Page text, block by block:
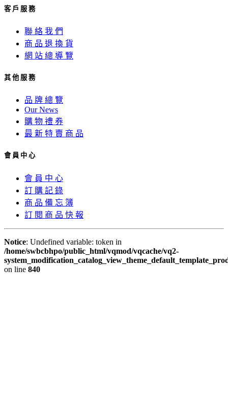
客 戶 服 務
聯 絡 我 們
商 品 退 換 貨
網 站 總 導 覽
其 他 服 務
品 牌 總 覽
Our News
購 物 禮 券
最 新 特 賣 商 品
會 員 中 心
會 員 中 心
訂 購 記 錄
商 品 備 忘 簿
訂 閱 商 品 快 報
Notice: Undefined variable: token in
/home/swbcbhpo/public_html/vqmod/vqcache/vq2-
on line 840